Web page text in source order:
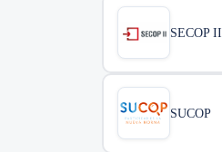
SECOP II
SUCOP